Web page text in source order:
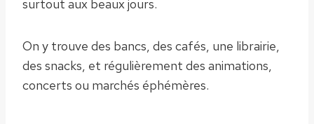
surtout aux beaux jours.
On y trouve des bancs, des cafés, une librairie,
des snacks, et régulièrement des animations,
concerts ou marchés éphémères.